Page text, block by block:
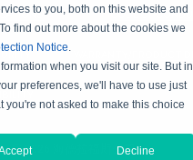
to you, both on this website and
find out more about the cookies we
Notice.
when you visit our site. But in
preferences, we'll have to use just
you're not asked to make this choice
Decline
CODE OF
WARRANTY/PRODUCT
2026 海德拉福斯公司